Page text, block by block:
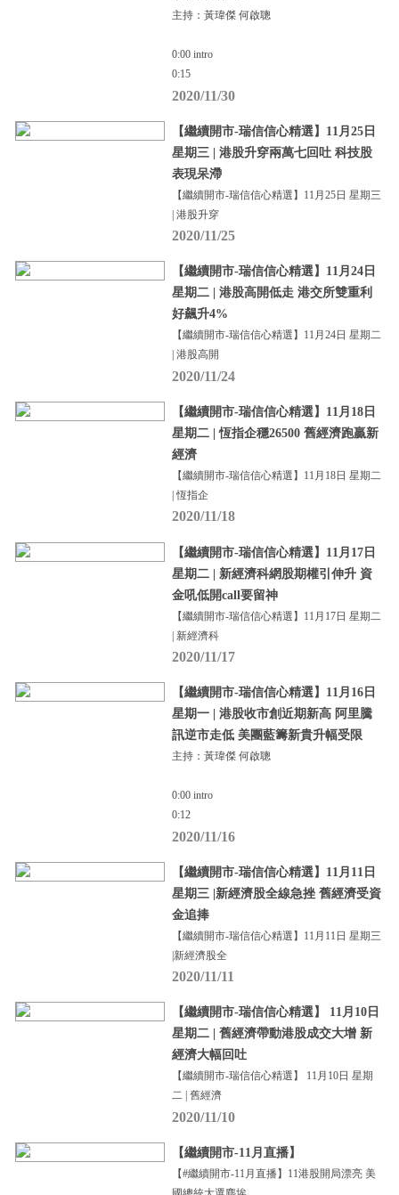
主持：黃瑋傑 何啟聰
0:00 intro
0:15
2020/11/30
【繼續開市-瑞信信心精選】11月25日
星期三 | 港股升穿兩萬七回吐 科技股
表現呆滯
【繼續開市-瑞信信心精選】11月25日 星期三
| 港股升穿
2020/11/25
【繼續開市-瑞信信心精選】11月24日
星期二 | 港股高開低走 港交所雙重利
好飆升4%
【繼續開市-瑞信信心精選】11月24日 星期二
| 港股高開
2020/11/24
【繼續開市-瑞信信心精選】11月18日
星期二 | 恆指企穩26500 舊經濟跑贏新
經濟
【繼續開市-瑞信信心精選】11月18日 星期二
| 恆指企
2020/11/18
【繼續開市-瑞信信心精選】11月17日
星期二 | 新經濟科網股期權引伸升 資
金吼低開call要留神
【繼續開市-瑞信信心精選】11月17日 星期二
| 新經濟科
2020/11/17
【繼續開市-瑞信信心精選】11月16日
星期一 | 港股收市創近期新高 阿里騰
訊逆市走低 美團藍籌新貴升幅受限
主持：黃瑋傑 何啟聰
0:00 intro
0:12
2020/11/16
【繼續開市-瑞信信心精選】11月11日
星期三 |新經濟股全線急挫 舊經濟受資
金追捧
【繼續開市-瑞信信心精選】11月11日 星期三
|新經濟股全
2020/11/11
【繼續開市-瑞信信心精選】 11月10日
星期二 | 舊經濟帶動港股成交大增 新
經濟大幅回吐
【繼續開市-瑞信信心精選】 11月10日 星期
二 | 舊經濟
2020/11/10
【繼續開市-11月直播】
【#繼續開市-11月直播】11港股開局漂亮 美